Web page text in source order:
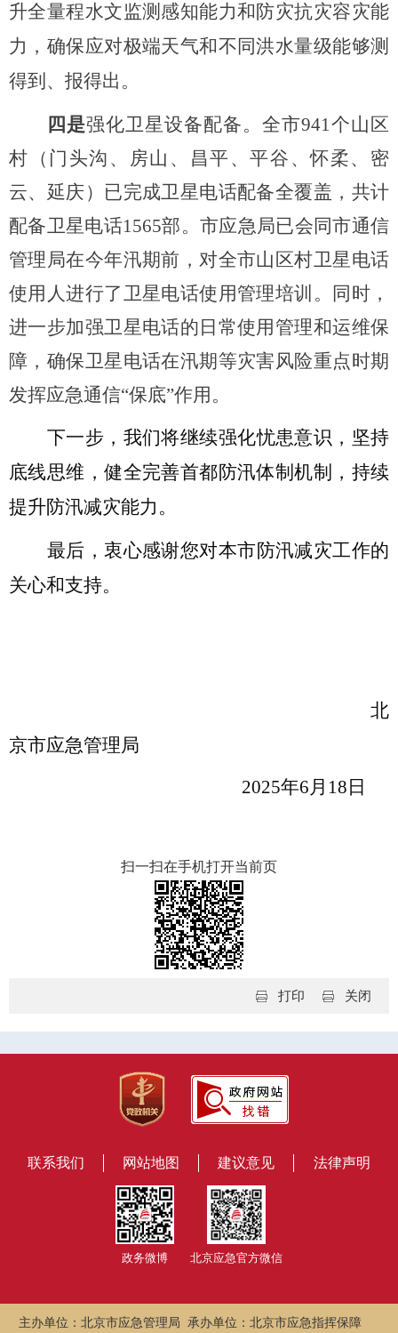
升全量程水文监测感知能力和防灾抗灾容灾能
力，确保应对极端天气和不同洪水量级能够测
得到、报得出。
四是强化卫星设备配备。全市941个山区
村（门头沟、房山、昌平、平谷、怀柔、密
云、延庆）已完成卫星电话配备全覆盖，共计
配备卫星电话1565部。市应急局已会同市通信
管理局在今年汛期前，对全市山区村卫星电话
使用人进行了卫星电话使用管理培训。同时，
进一步加强卫星电话的日常使用管理和运维保
障，确保卫星电话在汛期等灾害风险重点时期
发挥应急通信“保底”作用。
下一步，我们将继续强化忧患意识，坚持
底线思维，健全完善首都防汛体制机制，持续
提升防汛减灾能力 。
最后，衷心感谢您对本市防汛减灾工作的
关心和支持。
北
京市应急管理局
2025年6月 18 日
扫一扫在手机打开当前页
关闭
打印
联系我们 网站地图 建议意见 法律声明
政务微博 北京应急官方微信
主办单位：北京市应急管理局 承办单位：北京市应急指挥保障